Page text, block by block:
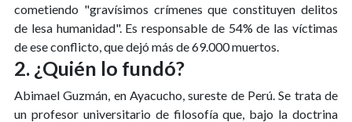
cometiendo "gravísimos crímenes que constituyen delitos
de lesa humanidad". Es responsable de 54% de las víctimas
de ese conflicto, que dejó más de 69.000 muertos.
2. ¿Quién lo fundó?
Abimael Guzmán, en Ayacucho, sureste de Perú. Se trata de
un profesor universitario de filosofía que, bajo la doctrina